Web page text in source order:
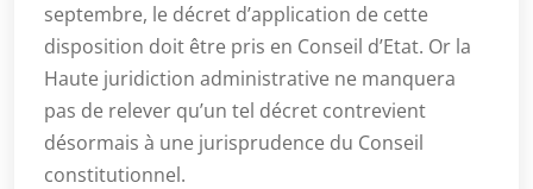
septembre, le décret d’application de cette
disposition doit être pris en Conseil d’Etat. Or la
Haute juridiction administrative ne manquera
pas de relever qu’un tel décret contrevient
désormais à une jurisprudence du Conseil
constitutionnel.